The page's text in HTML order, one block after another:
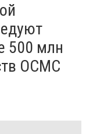
500 млн
ОСМС